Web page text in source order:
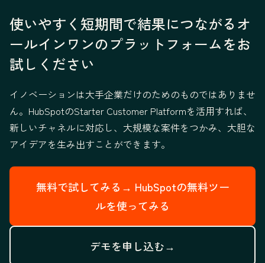
使いやすく短期間で結果につながるオ
ールインワンのプラットフォームをお
試しください
イノベーションは大手企業だけのためのものではありませ
ん。HubSpotのStarter Customer Platformを活用すれば、
新しいチャネルに対応し、大規模な案件をつかみ、大胆な
アイデアを生み出すことができます。
無料で試してみる→ HubSpotの無料ツー
ルを使ってみる
デモを申し込む→